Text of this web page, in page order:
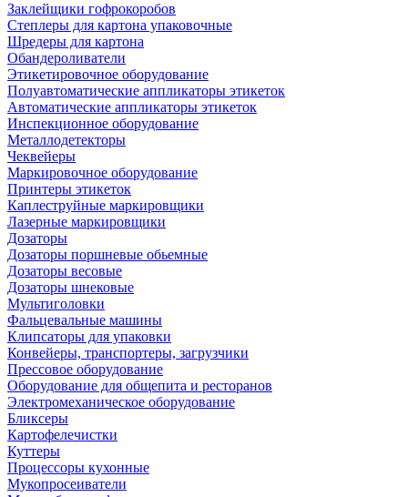
Заклейщики гофрокоробов
Степлеры для картона упаковочные
Шредеры для картона
Обандероливатели
Этикетировочное оборудование
Полуавтоматические аппликаторы этикеток
Автоматические аппликаторы этикеток
Инспекционное оборудование
Металлодетекторы
Чеквейеры
Маркировочное оборудование
Принтеры этикеток
Каплеструйные маркировщики
Лазерные маркировщики
Дозаторы
Дозаторы поршневые обьемные
Дозаторы весовые
Дозаторы шнековые
Мультиголовки
Фальцевальные машины
Клипсаторы для упаковки
Конвейеры, транспортеры, загрузчики
Прессовое оборудование
Оборудование для общепита и ресторанов
Электромеханическое оборудование
Бликсеры
Картофелечистки
Куттеры
Процессоры кухонные
Мукопросеиватели